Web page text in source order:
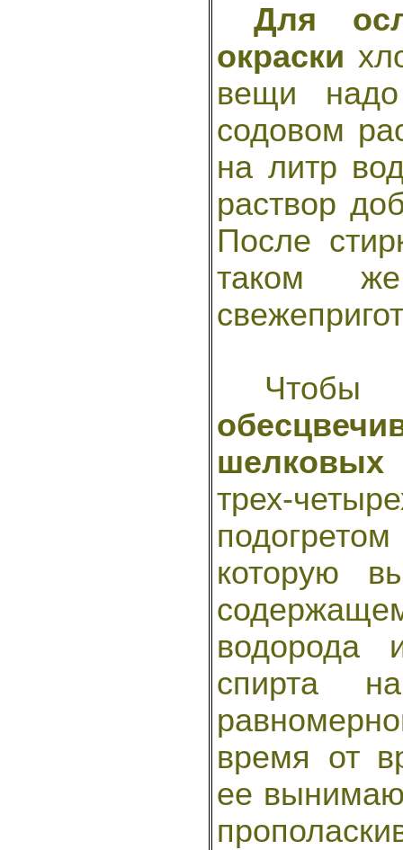
Для
окраски
вещи
содовом
на литр
раствор
После
таком
Чтобы
шелковых
трех-
которую
водорода
спирта
время от
ее